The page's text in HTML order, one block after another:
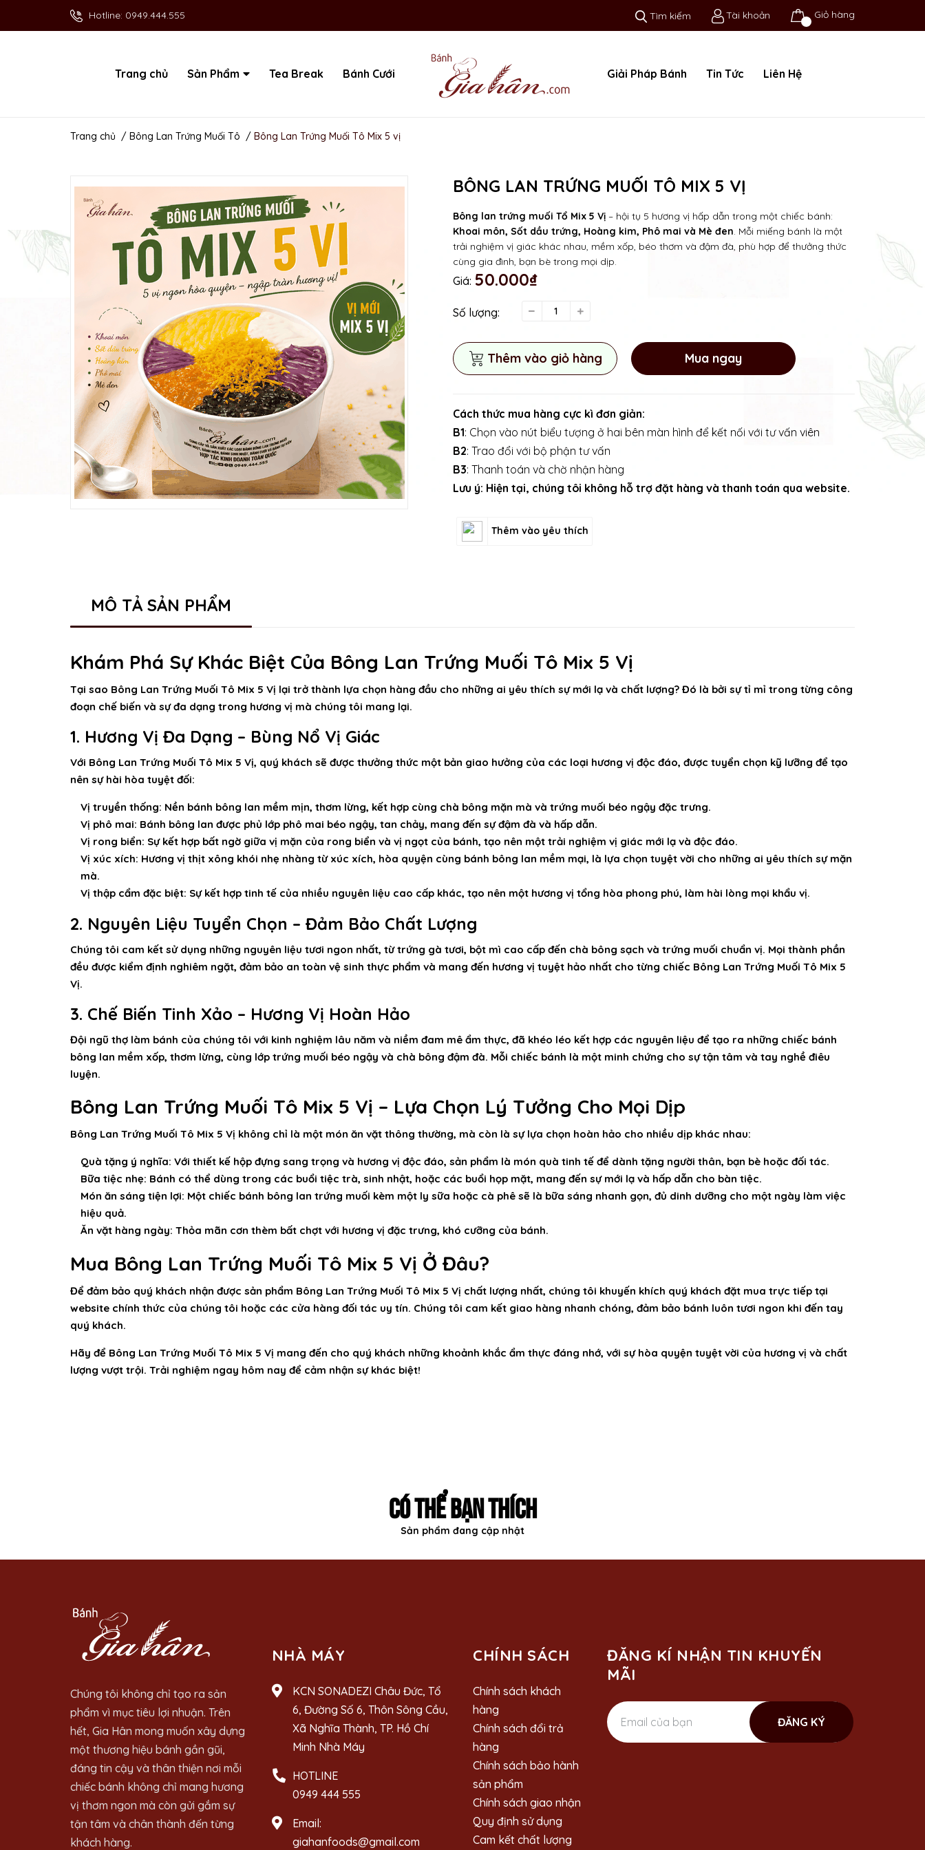
Hotline: 0949.444.555 Tìm kiếm Tài khoản Giỏ hàng
Trang chủ Sản Phẩm Tea Break Bánh Cưới Giải Pháp Bánh Tin Tức Liên Hệ
Trang chủ / Bông Lan Trứng Muối Tô / Bông Lan Trứng Muối Tô Mix 5 vị
BÔNG LAN TRỨNG MUỐI TÔ MIX 5 VỊ
Bông lan trứng muối Tổ Mix 5 Vị– hội tụ 5 hương vị hấp dẫn trong một chiếc bánh:
Khoai môn, Sốt dầu trứng, Hoàng kim, Phô mai và Mè đen. Mỗi miếng bánh là một
trải nghiệm vị giác khác nhau, mềm xốp, béo thơm và đậm đà, phù hợp để thưởng thức
cùng gia đình, bạn bè trong mọi dịp.
Giá: 50.000₫
Số lượng:
Thêm vào giỏ hàng Mua ngay
Cách thức mua hàng cực kì đơn giản:
B1: Chọn vào nút biểu tượng ở hai bên màn hình để kết nối với tư vấn viên
B2: Trao đổi với bộ phận tư vấn
B3: Thanh toán và chờ nhận hàng
Lưu ý: Hiện tại, chúng tôi không hỗ trợ đặt hàng và thanh toán qua website.
Thêm vào yêu thích
MÔ TẢ SẢN PHẨM
Khám Phá Sự Khác Biệt Của Bông Lan Trứng Muối Tô Mix 5 Vị
Tại sao Bông Lan Trứng Muối Tô Mix 5 Vị lại trở thành lựa chọn hàng đầu cho những ai yêu thích sự mới lạ và chất lượng? Đó là bởi sự tỉ mỉ trong từng công
đoạn chế biến và sự đa dạng trong hương vị mà chúng tôi mang lại.
1. Hương Vị Đa Dạng – Bùng Nổ Vị Giác
Với Bông Lan Trứng Muối Tô Mix 5 Vị, quý khách sẽ được thưởng thức một bản giao hưởng của các loại hương vị độc đáo, được tuyển chọn kỹ lưỡng để tạo
nên sự hài hòa tuyệt đối:
Vị truyền thống: Nền bánh bông lan mềm mịn, thơm lừng, kết hợp cùng chà bông mặn mà và trứng muối béo ngậy đặc trưng.
Vị phô mai: Bánh bông lan được phủ lớp phô mai béo ngậy, tan chảy, mang đến sự đậm đà và hấp dẫn.
Vị rong biển: Sự kết hợp bất ngờ giữa vị mặn của rong biển và vị ngọt của bánh, tạo nên một trải nghiệm vị giác mới lạ và độc đáo.
Vị xúc xích: Hương vị thịt xông khói nhẹ nhàng từ xúc xích, hòa quyện cùng bánh bông lan mềm mại, là lựa chọn tuyệt vời cho những ai yêu thích sự mặn
mà.
Vị thập cẩm đặc biệt: Sự kết hợp tinh tế của nhiều nguyên liệu cao cấp khác, tạo nên một hương vị tổng hòa phong phú, làm hài lòng mọi khẩu vị.
2. Nguyên Liệu Tuyển Chọn – Đảm Bảo Chất Lượng
Chúng tôi cam kết sử dụng những nguyên liệu tươi ngon nhất, từ trứng gà tươi, bột mì cao cấp đến chà bông sạch và trứng muối chuẩn vị. Mọi thành phần
đều được kiểm định nghiêm ngặt, đảm bảo an toàn vệ sinh thực phẩm và mang đến hương vị tuyệt hảo nhất cho từng chiếc Bông Lan Trứng Muối Tô Mix 5
Vị.
3. Chế Biến Tinh Xảo – Hương Vị Hoàn Hảo
Đội ngũ thợ làm bánh của chúng tôi với kinh nghiệm lâu năm và niềm đam mê ẩm thực, đã khéo léo kết hợp các nguyên liệu để tạo ra những chiếc bánh
bông lan mềm xốp, thơm lừng, cùng lớp trứng muối béo ngậy và chà bông đậm đà. Mỗi chiếc bánh là một minh chứng cho sự tận tâm và tay nghề điêu
luyện.
Bông Lan Trứng Muối Tô Mix 5 Vị – Lựa Chọn Lý Tưởng Cho Mọi Dịp
Bông Lan Trứng Muối Tô Mix 5 Vị không chỉ là một món ăn vặt thông thường, mà còn là sự lựa chọn hoàn hảo cho nhiều dịp khác nhau:
Quà tặng ý nghĩa: Với thiết kế hộp đựng sang trọng và hương vị độc đáo, sản phẩm là món quà tinh tế để dành tặng người thân, bạn bè hoặc đối tác.
Bữa tiệc nhẹ: Bánh có thể dùng trong các buổi tiệc trà, sinh nhật, hoặc các buổi họp mặt, mang đến sự mới lạ và hấp dẫn cho bàn tiệc.
Món ăn sáng tiện lợi: Một chiếc bánh bông lan trứng muối kèm một ly sữa hoặc cà phê sẽ là bữa sáng nhanh gọn, đủ dinh dưỡng cho một ngày làm việc
hiệu quả.
Ăn vặt hàng ngày: Thỏa mãn cơn thèm bất chợt với hương vị đặc trưng, khó cưỡng của bánh.
Mua Bông Lan Trứng Muối Tô Mix 5 Vị Ở Đâu?
Để đảm bảo quý khách nhận được sản phẩm Bông Lan Trứng Muối Tô Mix 5 Vị chất lượng nhất, chúng tôi khuyến khích quý khách đặt mua trực tiếp tại
website chính thức của chúng tôi hoặc các cửa hàng đối tác uy tín. Chúng tôi cam kết giao hàng nhanh chóng, đảm bảo bánh luôn tươi ngon khi đến tay
quý khách.
Hãy để Bông Lan Trứng Muối Tô Mix 5 Vị mang đến cho quý khách những khoảnh khắc ẩm thực đáng nhớ, với sự hòa quyện tuyệt vời của hương vị và chất
lượng vượt trội. Trải nghiệm ngay hôm nay để cảm nhận sự khác biệt!
CÓ THỂ BẠN THÍCH
Sản phẩm đang cập nhật
Chúng tôi không chỉ tạo ra sản
phẩm vì mục tiêu lợi nhuận. Trên
hết, Gia Hân mong muốn xây dựng
một thương hiệu bánh gần gũi,
đáng tin cậy và thân thiện nơi mỗi
chiếc bánh không chỉ mang hương
vị thơm ngon mà còn gửi gắm sự
tận tâm và chân thành đến từng
khách hàng.
NHÀ MÁY
KCN SONADEZI Châu Đức, Tổ
6, Đường Số 6, Thôn Sông Cầu,
Xã Nghĩa Thành, TP. Hồ Chí
Minh Nhà Máy
HOTLINE
0949 444 555
Email:
giahanfoods@gmail.com
CHÍNH SÁCH
Chính sách khách
hàng
Chính sách đổi trả
hàng
Chính sách bảo hành
sản phẩm
Chính sách giao nhận
Quy định sử dụng
Cam kết chất lượng
ĐĂNG KÍ NHẬN TIN KHUYẾN
MÃI
ĐĂNG KÝ